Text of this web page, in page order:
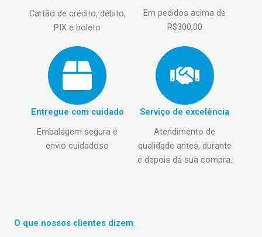
Cartão de crédito, débito,
PIX e boleto
Em pedidos acima de
R$300,00
Entregue com cuidado
Embalagem segura e
envio cuidadoso
Serviço de excelência
Atendimento de
qualidade antes, durante
e depois da sua compra.
O que nossos clientes dizem